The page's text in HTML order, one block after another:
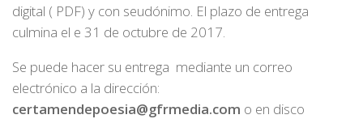
digital ( PDF) y con seudónimo. El plazo de entrega
culmina el e 31 de octubre de 2017.
Se puede hacer su entrega mediante un correo
electrónico a la dirección:
certamendepoesia@gfrmedia.com o en disco